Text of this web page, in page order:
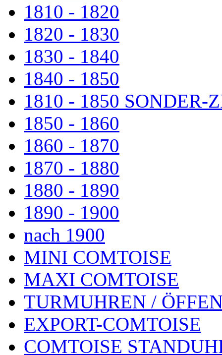
1810 - 1820
1820 - 1830
1830 - 1840
1840 - 1850
1810 - 1850 SONDER-
1850 - 1860
1860 - 1870
1870 - 1880
1880 - 1890
1890 - 1900
nach 1900
MINI COMTOISE
MAXI COMTOISE
TURMUHREN /
EXPORT-COMTOISE
COMTOISE